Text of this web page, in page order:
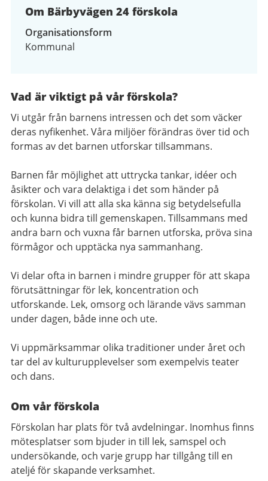
Om Bärbyvägen 24 förskola
Organisationsform
Kommunal
Vad är viktigt på vår förskola?
Vi utgår från barnens intressen och det som väcker
deras nyfikenhet. Våra miljöer förändras över tid och
formas av det barnen utforskar tillsammans.
Barnen får möjlighet att uttrycka tankar, idéer och
åsikter och vara delaktiga i det som händer på
förskolan. Vi vill att alla ska känna sig betydelsefulla
och kunna bidra till gemenskapen. Tillsammans med
andra barn och vuxna får barnen utforska, pröva sina
förmågor och upptäcka nya sammanhang.
Vi delar ofta in barnen i mindre grupper för att skapa
förutsättningar för lek, koncentration och
utforskande. Lek, omsorg och lärande vävs samman
under dagen, både inne och ute.
Vi uppmärksammar olika traditioner under året och
tar del av kulturupplevelser som exempelvis teater
och dans.
Om vår förskola
Förskolan har plats för två avdelningar. Inomhus finns
mötesplatser som bjuder in till lek, samspel och
undersökande, och varje grupp har tillgång till en
ateljé för skapande verksamhet.